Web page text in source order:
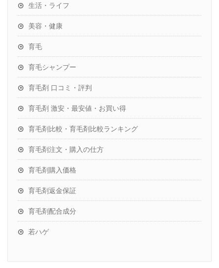
生活・ライフ
美容・健康
育毛
育毛シャンプー
育毛剤 口コミ・評判
育毛剤 激安・最安値・お買い得
育毛剤比較・育毛剤比較ランキング
育毛剤注文・購入の仕方
育毛剤購入価格
育毛剤返金保証
育毛剤配合成分
若ハゲ